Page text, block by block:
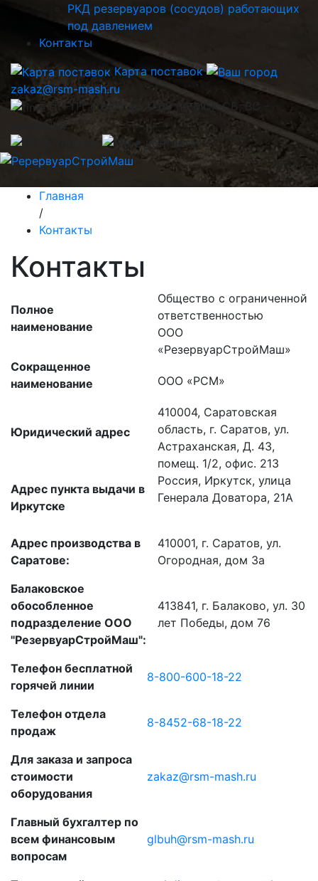
РКД резервуаров (сосудов) работающих
под давлением
Контакты
Карта поставок
zakaz@rsm-mash.ru
ПН-ПТ с 8.00 до 17.00 по МСК СБ, ВС -
выходные
Главная
/
Контакты
Контакты
Полное
наименование
Общество с ограниченной
ответственностью
ООО
«РезервуарСтройМаш»
Сокращенное
наименование
ООО «РСМ»
Юридический адрес
410004, Саратовская
область, г. Саратов, ул.
Астраханская, Д. 43,
помещ. 1/2, офис. 213
Адрес пункта выдачи в
Иркутске
Россия, Иркутск, улица
Генерала Доватора, 21А
Адрес производства в
Саратове:
410001, г. Саратов, ул.
Огородная, дом 3а
Балаковское
обособленное
подразделение ООО
"РезервуарСтройМаш":
413841, г. Балаково, ул. 30
лет Победы, дом 76
Телефон бесплатной
горячей линии
8-800-600-18-22
Телефон отдела
продаж
8-8452-68-18-22
Для заказа и запроса
стоимости
оборудования
zakaz@rsm-mash.ru
Главный бухгалтер по
всем финансовым
вопросам
glbuh@rsm-mash.ru